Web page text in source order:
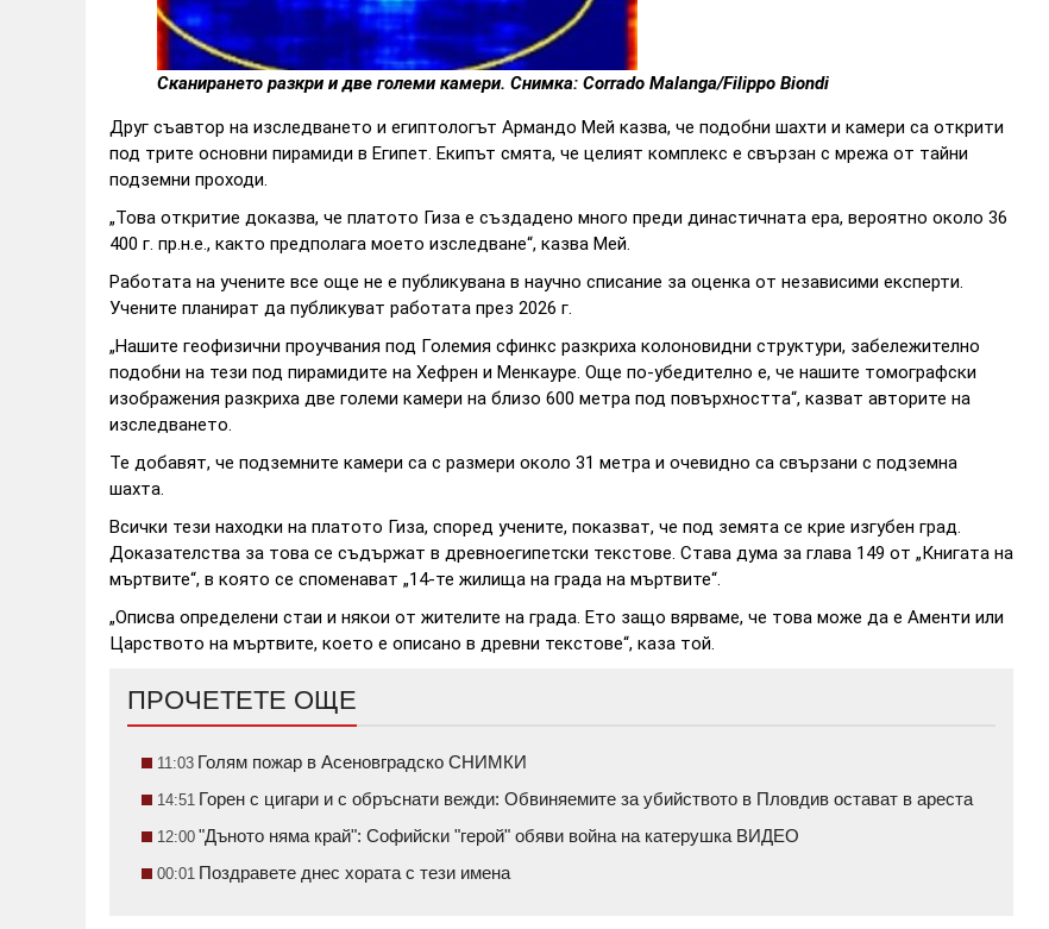
Сканирането разкри и две големи камери. Снимка: Corrado Malanga/Filippo Biondi
Друг съавтор на изследването и египтологът Армандо Мей казва, че подобни шахти и камери са открити
под трите основни пирамиди в Египет. Екипът смята, че целият комплекс е свързан с мрежа от тайни
подземни проходи.
„Това откритие доказва, че платото Гиза е създадено много преди династичната ера, вероятно около 36
400 г. пр.н.е., както предполага моето изследване“, казва Мей.
Работата на учените все още не е публикувана в научно списание за оценка от независими експерти.
Учените планират да публикуват работата през 2026 г.
„Нашите геофизични проучвания под Големия сфинкс разкриха колоновидни структури, забележително
подобни на тези под пирамидите на Хефрен и Менкауре. Още по-убедително е, че нашите томографски
изображения разкриха две големи камери на близо 600 метра под повърхността“, казват авторите на
изследването.
Те добавят, че подземните камери са с размери около 31 метра и очевидно са свързани с подземна
шахта.
Всички тези находки на платото Гиза, според учените, показват, че под земята се крие изгубен град.
Доказателства за това се съдържат в древноегипетски текстове. Става дума за глава 149 от „Книгата на
мъртвите“, в която се споменават „14-те жилища на града на мъртвите“.
„Описва определени стаи и някои от жителите на града. Ето защо вярваме, че това може да е Аменти или
Царството на мъртвите, което е описано в древни текстове“, каза той.
ПРОЧЕТЕТЕ ОЩЕ
11:03 Голям пожар в Асеновградско СНИМКИ
14:51 Горен с цигари и с обръснати вежди: Обвиняемите за убийството в Пловдив остават в ареста
12:00 "Дъното няма край": Софийски "герой" обяви война на катерушка ВИДЕО
00:01 Поздравете днес хората с тези имена